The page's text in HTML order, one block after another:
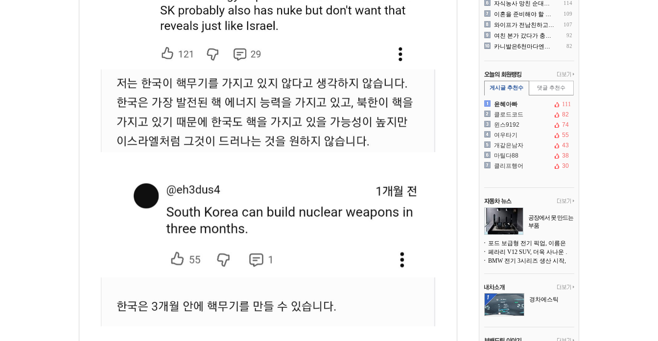
자식농사 망친 순대국집 사장.. 114
이혼을 준비해야 할 것 같습.. 109
와이프가 전남친하고 해외여행.. 107
여친 본가 갔다가 충격 먹은.. 92
카니발은6천마다엔진점검을해야.. 82
게시글 추천수 댓글 추천수
윤혜아빠
111
클로드코드
82
윈스9192
74
여우타기
55
개같은남자
43
마틸다88
38
클리프행어
30
공장에서 못 만드는
부품
어낸다
페라리 V12 SUV, 더욱 사나운 얼굴로 돌아온다
경차에스틱